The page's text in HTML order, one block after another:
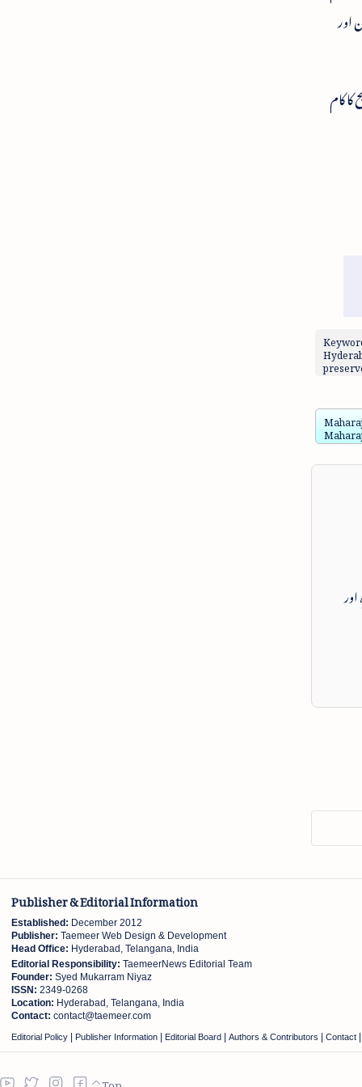
اور
کام
Publisher & Editorial Information
Established: December 2012
Publisher: Taemeer Web Design & Development
Head Office: Hyderabad, Telangana, India
Editorial Responsibility: TaemeerNews Editorial Team
Founder: Syed Mukarram Niyaz
ISSN: 2349-0268
Location: Hyderabad, Telangana, India
Contact: contact@taemeer.com
Editorial Policy Publisher Information Editorial Board Authors & Contributors Contact